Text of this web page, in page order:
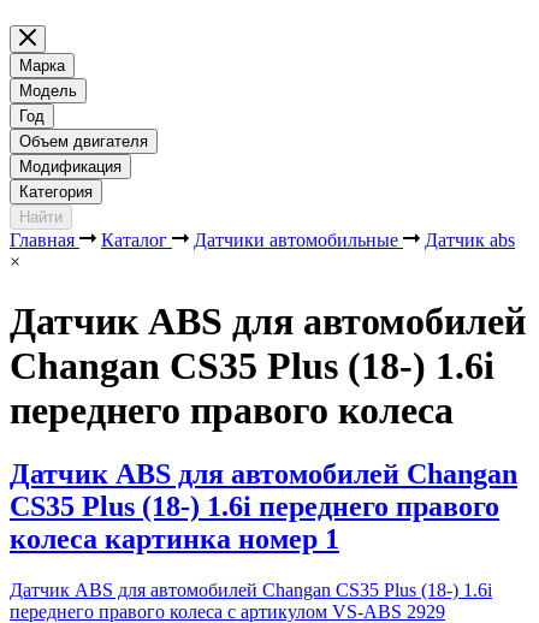
Марка
Модель
Год
Объем двигателя
Модификация
Категория
Найти
Главная Каталог Датчики автомобильные
Датчик abs
×
Датчик ABS для автомобилей
Changan CS35 Plus (18-) 1.6i
переднего правого колеса
Датчик ABS для автомобилей Changan
CS35 Plus (18-) 1.6i переднего правого
колеса картинка номер 1
Датчик ABS для автомобилей Changan CS35 Plus (18-) 1.6i
переднего правого колеса с артикулом VS-ABS 2929